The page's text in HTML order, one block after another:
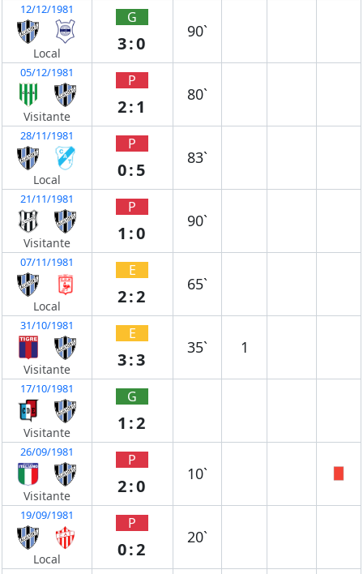
12/12/1981
Local
G
3:0
90`
05/12/1981
Visitante
P
2:1
80`
28/11/1981
Local
P
0:5
83`
21/11/1981
Visitante
P
1:0
90`
07/11/1981
Local
E
2:2
65`
31/10/1981
Visitante
E
3:3
35` 1
17/10/1981
Visitante
G
1:2
26/09/1981
Visitante
P
2:0
10`
19/09/1981
Local
P
0:2
20`